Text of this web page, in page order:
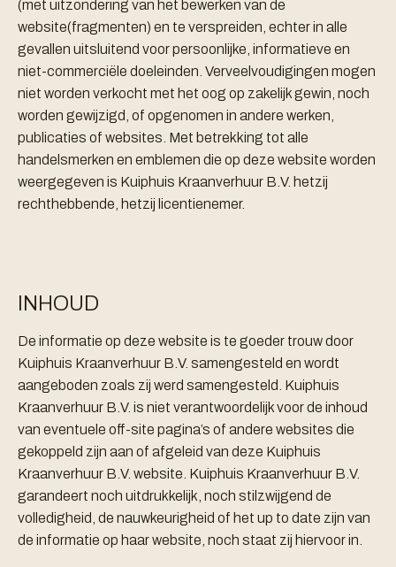
(met uitzondering van het bewerken van de
website(fragmenten) en te verspreiden, echter in alle
gevallen uitsluitend voor persoonlijke, informatieve en
niet-commerciële doeleinden. Verveelvoudigingen mogen
niet worden verkocht met het oog op zakelijk gewin, noch
worden gewijzigd, of opgenomen in andere werken,
publicaties of websites. Met betrekking tot alle
handelsmerken en emblemen die op deze website worden
weergegeven is Kuiphuis Kraanverhuur B.V. hetzij
rechthebbende, hetzij licentienemer.
INHOUD
De informatie op deze website is te goeder trouw door
Kuiphuis Kraanverhuur B.V. samengesteld en wordt
aangeboden zoals zij werd samengesteld. Kuiphuis
Kraanverhuur B.V. is niet verantwoordelijk voor de inhoud
van eventuele off-site pagina’s of andere websites die
gekoppeld zijn aan of afgeleid van deze Kuiphuis
Kraanverhuur B.V. website. Kuiphuis Kraanverhuur B.V.
garandeert noch uitdrukkelijk, noch stilzwijgend de
volledigheid, de nauwkeurigheid of het up to date zijn van
de informatie op haar website, noch staat zij hiervoor in.